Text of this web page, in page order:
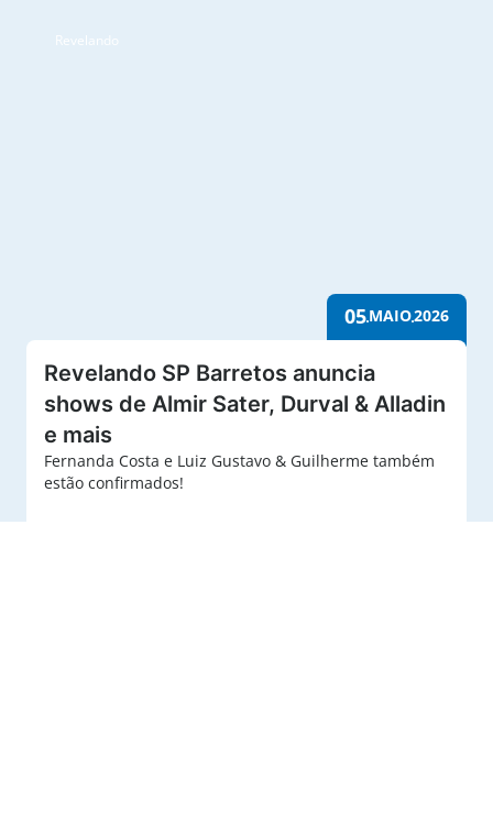
Revelando
05MAIO2026
Revelando SP Barretos anuncia
shows de Almir Sater, Durval & Alladin
e mais
Fernanda Costa e Luiz Gustavo & Guilherme também
estão confirmados!